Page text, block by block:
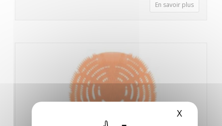
X
En savoir plus